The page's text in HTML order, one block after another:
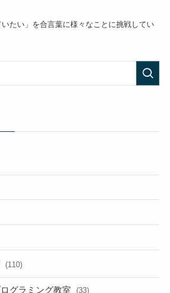
いたい」を合言葉に様々なことに挑戦してい
(110)
グラミング教室 (33)